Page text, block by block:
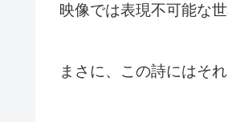
映像では表現不可能な
まさに、この詩にはそ